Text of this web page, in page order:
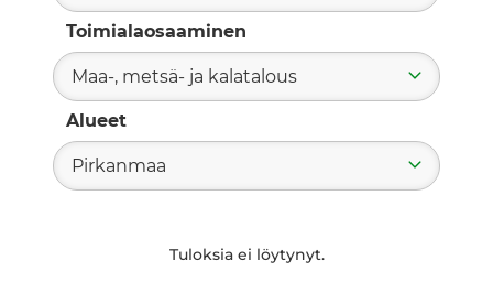
Toimialaosaaminen
Maa-, metsä- ja kalatalous
Alueet
Pirkanmaa
Tuloksia ei löytynyt.